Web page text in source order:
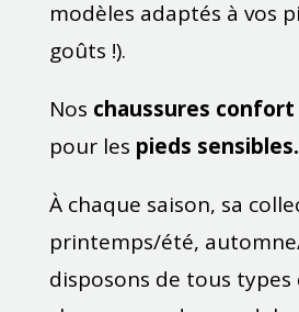
modèles adaptés à vos
goûts !).
Nos chaussures confort
pour les pieds sensibles.
À chaque saison, sa
printemps/été,
disposons de tous types